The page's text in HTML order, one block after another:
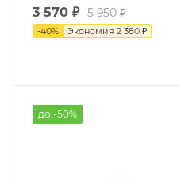
3 570 ₽ 5 950 ₽
-40% Экономия 2 380 ₽
до -50%